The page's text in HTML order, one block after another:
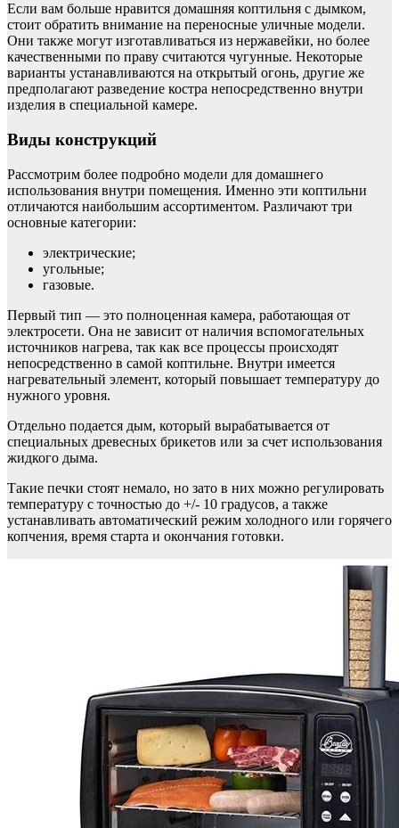
Если вам больше нравится домашняя коптильня с дымком,
стоит обратить внимание на переносные уличные модели.
Они также могут изготавливаться из нержавейки, но более
качественными по праву считаются чугунные. Некоторые
варианты устанавливаются на открытый огонь, другие же
предполагают разведение костра непосредственно внутри
изделия в специальной камере.
Виды конструкций
Рассмотрим более подробно модели для домашнего
использования внутри помещения. Именно эти коптильни
отличаются наибольшим ассортиментом. Различают три
основные категории:
электрические;
угольные;
газовые.
Первый тип — это полноценная камера, работающая от
электросети. Она не зависит от наличия вспомогательных
источников нагрева, так как все процессы происходят
непосредственно в самой коптильне. Внутри имеется
нагревательный элемент, который повышает температуру до
нужного уровня.
Отдельно подается дым, который вырабатывается от
специальных древесных брикетов или за счет использования
жидкого дыма.
Такие печки стоят немало, но зато в них можно регулировать
температуру с точностью до +/- 10 градусов, а также
устанавливать автоматический режим холодного или горячего
копчения, время старта и окончания готовки.